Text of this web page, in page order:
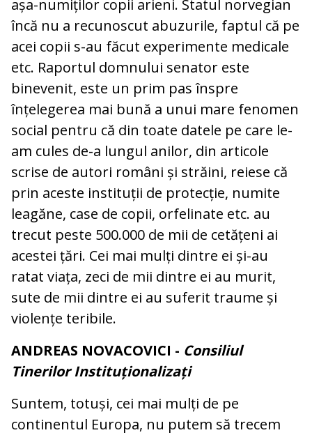
așa-numiților copii arieni. Statul norvegian
încă nu a recunoscut abuzurile, faptul că pe
acei copii s-au făcut experimente medicale
etc. Raportul domnului senator este
binevenit, este un prim pas înspre
înțelegerea mai bună a unui mare fenomen
social pentru că din toate datele pe care le-
am cules de-a lungul anilor, din articole
scrise de autori români și străini, reiese că
prin aceste instituții de protecție, numite
leagăne, case de copii, orfelinate etc. au
trecut peste 500.000 de mii de cetățeni ai
acestei țări. Cei mai mulți dintre ei și-au
ratat viața, zeci de mii dintre ei au murit,
sute de mii dintre ei au suferit traume și
violențe teribile.
ANDREAS NOVACOVICI - Consiliul
Tinerilor Instituționalizați
Suntem, totuși, cei mai mulți de pe
continentul Europa, nu putem să trecem